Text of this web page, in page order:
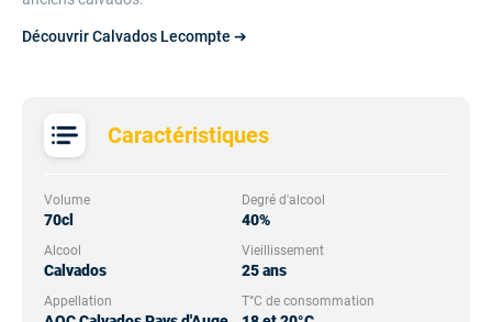
Caractéristiques
Volume
70cl
Degré d'alcool
40%
Alcool
Calvados
Vieillissement
25 ans
Appellation T°C de consommation
Découvrir Calvados Lecompte ➔